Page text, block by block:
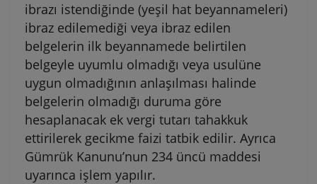
ibrazı istendiğinde (yeşil hat beyannameleri)
ibraz edilemediği veya ibraz edilen
belgelerin ilk beyannamede belirtilen
belgeyle uyumlu olmadığı veya usulüne
uygun olmadığının anlaşılması halinde
belgelerin olmadığı duruma göre
hesaplanacak ek vergi tutarı tahakkuk
ettirilerek gecikme faizi tatbik edilir. Ayrıca
Gümrük Kanunu’nun 234 üncü maddesi
uyarınca işlem yapılır.